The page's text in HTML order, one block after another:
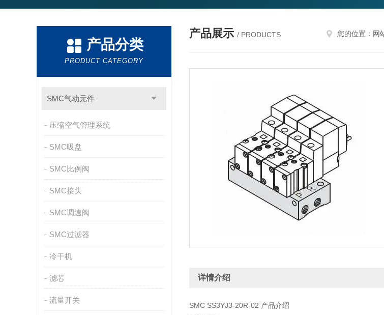
产品分类
PRODUCT CATEGORY
SMC气动元件
压缩空气管理系统
SMC吸盘
SMC比例阀
SMC接头
SMC调速阀
SMC过滤器
冷干机
滤芯
流量开关
产品展示 / PRODUCTS 您的位置： 网
详情介绍
SMC SS3YJ3-20R-02 产品介绍